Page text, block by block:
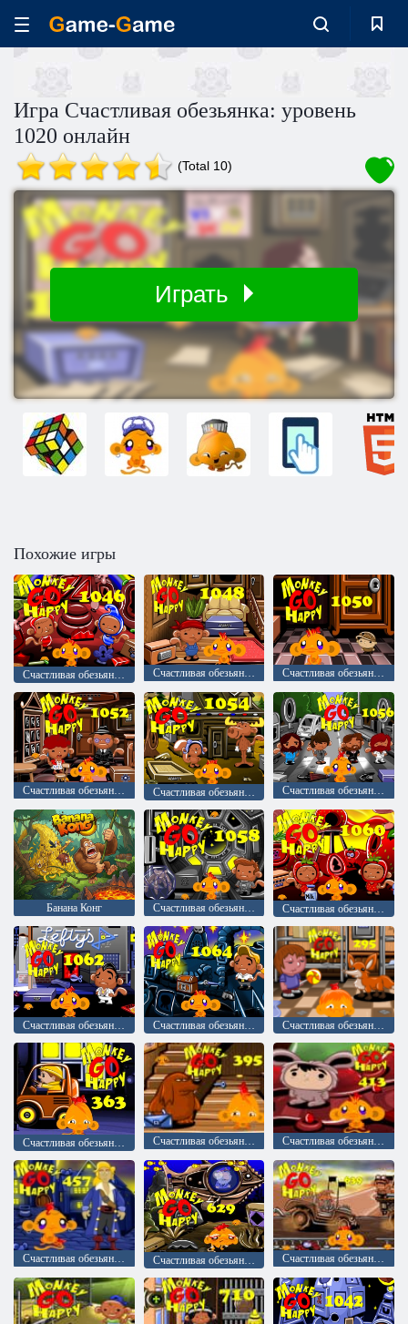
Игра Счастливая обезьянка: уровень
1020 онлайн
(Total 10)
Играть
Похожие игры
Счастливая обезьянка: уровень 1046 Счастливая обезьянка: уровень 1048 Счастливая обезьянка: уровень 1050
Счастливая обезьянка: уровень 1052 Счастливая обезьянка: уровень 1054 Счастливая обезьянка: уровень 1056
Банана Конг Счастливая обезьянка: уровень 1058 Счастливая обезьянка: уровень 1060
Счастливая обезьянка: уровень 1062 Счастливая обезьянка: уровень 1064 Счастливая обезьянка: уровень 295
Счастливая обезьянка: уровень 395 Счастливая обезьянка: Уровень 413
Счастливая обезьянка: уровень 457 Счастливая обезьянка: уровень 629 Счастливая обезьянка: уровень 639